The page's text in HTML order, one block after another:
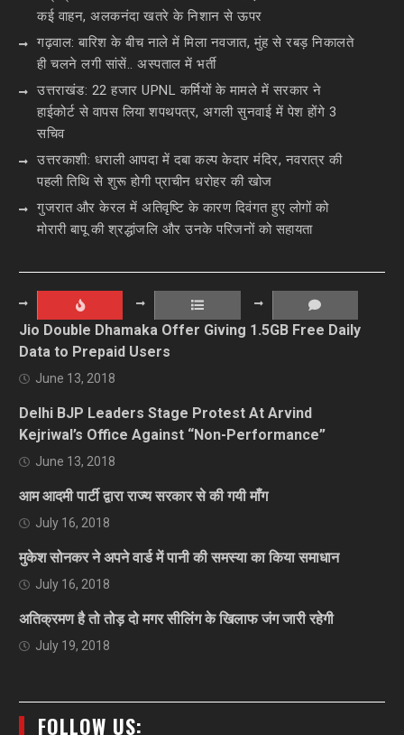
कई वाहन, अलकनंदा खतरे के निशान से ऊपर
गढ़वाल: बारिश के बीच नाले में मिला नवजात, मुंह से रबड़ निकालते
ही चलने लगी सांसें.. अस्पताल में भर्ती
उत्तराखंड: 22 हजार UPNL कर्मियों के मामले में सरकार ने
हाईकोर्ट से वापस लिया शपथपत्र, अगली सुनवाई में पेश होंगे 3
सचिव
उत्तरकाशी: धराली आपदा में दबा कल्प केदार मंदिर, नवरात्र की
पहली तिथि से शुरू होगी प्राचीन धरोहर की खोज
गुजरात और केरल में अतिवृष्टि के कारण दिवंगत हुए लोगों को
मोरारी बापू की श्रद्धांजलि और उनके परिजनों को सहायता
Jio Double Dhamaka Offer Giving 1.5GB Free Daily
Data to Prepaid Users
June 13, 2018
Delhi BJP Leaders Stage Protest At Arvind
Kejriwal’s Office Against “Non-Performance”
June 13, 2018
आम आदमी पार्टी द्वारा राज्य सरकार से की गयी माँग
July 16, 2018
मुकेश सोनकर ने अपने वार्ड में पानी की समस्या का किया समाधान
July 16, 2018
अतिक्रमण है तो तोड़ दो मगर सीलिंग के खिलाफ जंग जारी रहेगी
July 19, 2018
FOLLOW US: